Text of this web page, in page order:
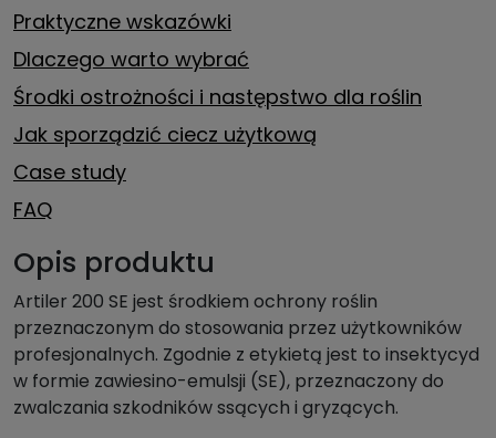
Praktyczne wskazówki
Dlaczego warto wybrać
Środki ostrożności i następstwo dla roślin
Jak sporządzić ciecz użytkową
Case study
FAQ
Opis produktu
Artiler 200 SE jest środkiem ochrony roślin
przeznaczonym do stosowania przez użytkowników
profesjonalnych. Zgodnie z etykietą jest to insektycyd
w formie zawiesino-emulsji (SE), przeznaczony do
zwalczania szkodników ssących i gryzących.